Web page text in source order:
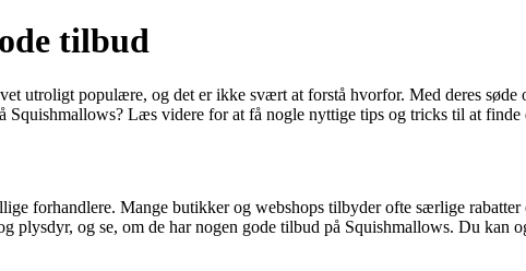
tilbud
utroligt populære, og det er ikke svært at forstå hvorfor. Med deres søde
Læs videre for at få nogle nyttige tips og tricks til at finde
forhandlere. Mange butikker og webshops tilbyder ofte særlige
plysdyr, og se, om de har nogen gode tilbud på Squishmallows. Du kan